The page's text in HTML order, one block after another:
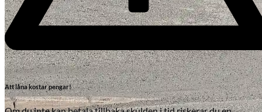
Att låna kostar pengar!